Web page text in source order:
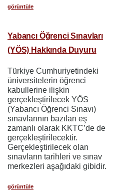
görüntüle
Yabancı Öğrenci Sınavları
(YÖS) Hakkında Duyuru
Türkiye Cumhuriyetindeki
üniversitelerin öğrenci
kabullerine ilişkin
gerçekleştirilecek YÖS
(Yabancı Öğrenci Sınavı)
sınavlarının bazıları eş
zamanlı olarak KKTC’de de
gerçekleştirilecektir.
Gerçekleştirilecek olan
sınavların tarihleri ve sınav
merkezleri aşağıdaki gibidir.
görüntüle